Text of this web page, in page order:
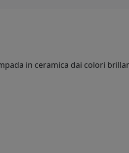
in ceramica dai colori